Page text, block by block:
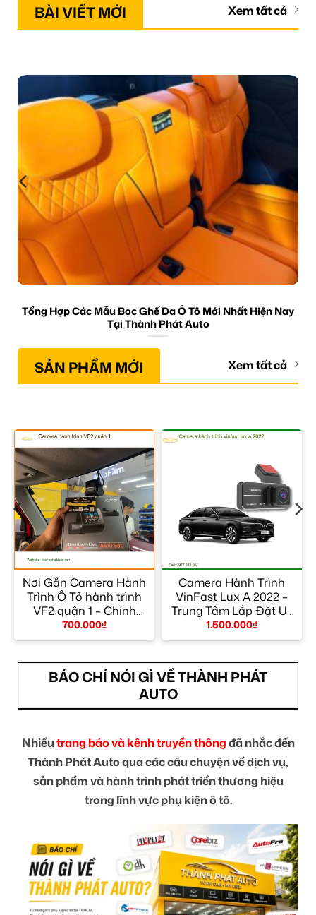
BÀI VIẾT MỚI Xem tất cả
Tổng Hợp Các Mẫu Bọc Ghế Da Ô Tô Mới Nhất Hiện Nay
Tại Thành Phát Auto
SẢN PHẨM MỚI Xem tất cả
Nơi Gắn Camera Hành
Trình Ô Tô hành trình
VF2 quận 1 – Chính
Hãng
700.000₫
Camera Hành Trình
VinFast Lux A 2022 –
Trung Tâm Lắp Đặt Uy
Tín TPHCM
1.500.000₫
BÁO CHÍ NÓI GÌ VỀ THÀNH PHÁT
AUTO
Nhiềutrang báo và kênh truyền thôngđã nhắc đến
Thành Phát Auto qua các câu chuyện về dịch vụ,
sản phẩm và hành trình phát triển thương hiệu
trong lĩnh vực phụ kiện ô tô.